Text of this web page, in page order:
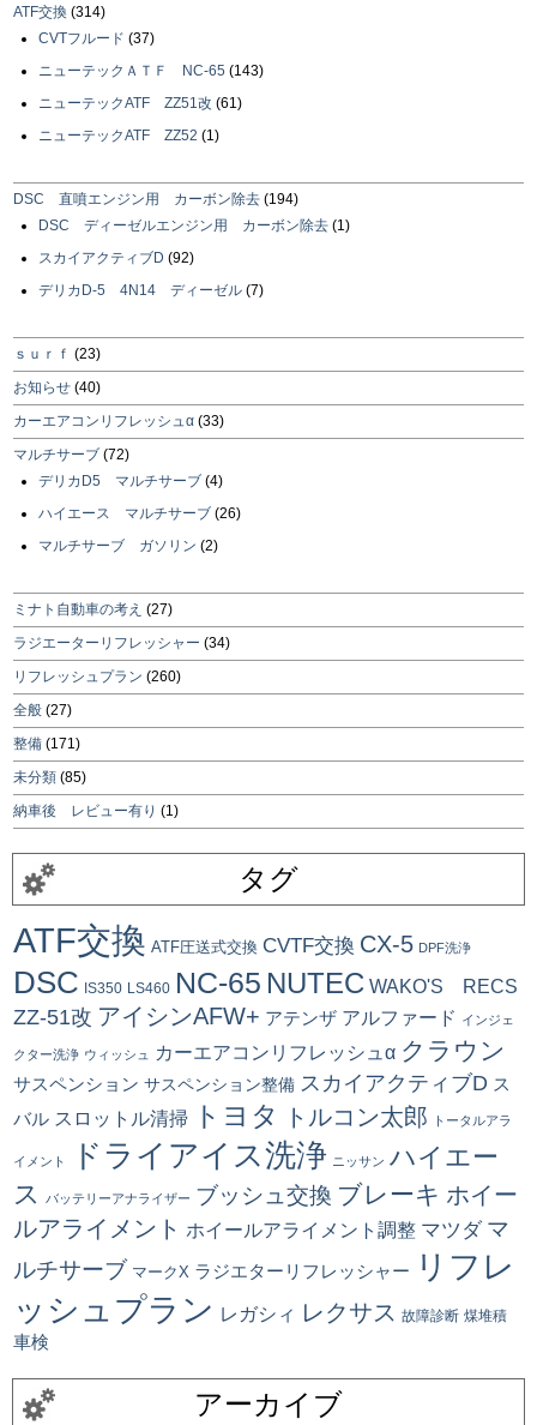
ATF交換 (314)
CVTフルード (37)
ニューテックＡＴＦ NC-65 (143)
ニューテックATF ZZ51改 (61)
ニューテックATF ZZ52 (1)
DSC 直噴エンジン用 カーボン除去 (194)
DSC ディーゼルエンジン用 カーボン除去 (1)
スカイアクティブD (92)
デリカD-5 4N14 ディーゼル (7)
ｓｕｒｆ (23)
お知らせ (40)
カーエアコンリフレッシュα (33)
マルチサーブ (72)
デリカD5 マルチサーブ (4)
ハイエース マルチサーブ (26)
マルチサーブ ガソリン (2)
ミナト自動車の考え (27)
ラジエーターリフレッシャー (34)
リフレッシュプラン (260)
全般 (27)
整備 (171)
未分類 (85)
納車後 レビュー有り (1)
タグ
ATF交換 ATF圧送式交換 CVTF交換 CX-5 DPF洗浄
DSC IS350 LS460 NC-65 NUTEC WAKO'S RECS
ZZ-51改 アイシンAFW+ アテンザ アルファード インジェ
クター洗浄 ウィッシュ カーエアコンリフレッシュα クラウン
サスペンション サスペンション整備 スカイアクティブD ス
バル スロットル清掃 トヨタ トルコン太郎 トータルアラ
イメント ドライアイス洗浄 ニッサン ハイエー
ス
バッテリーアナライザー ブッシュ交換 ブレーキ ホイー
ルアライメント ホイールアライメント調整 マツダ マ
ルチサーブ マークX ラジエターリフレッシャー
リフレ
ッシュプラン レガシィ レクサス 故障診断 煤堆積
車検
アーカイブ